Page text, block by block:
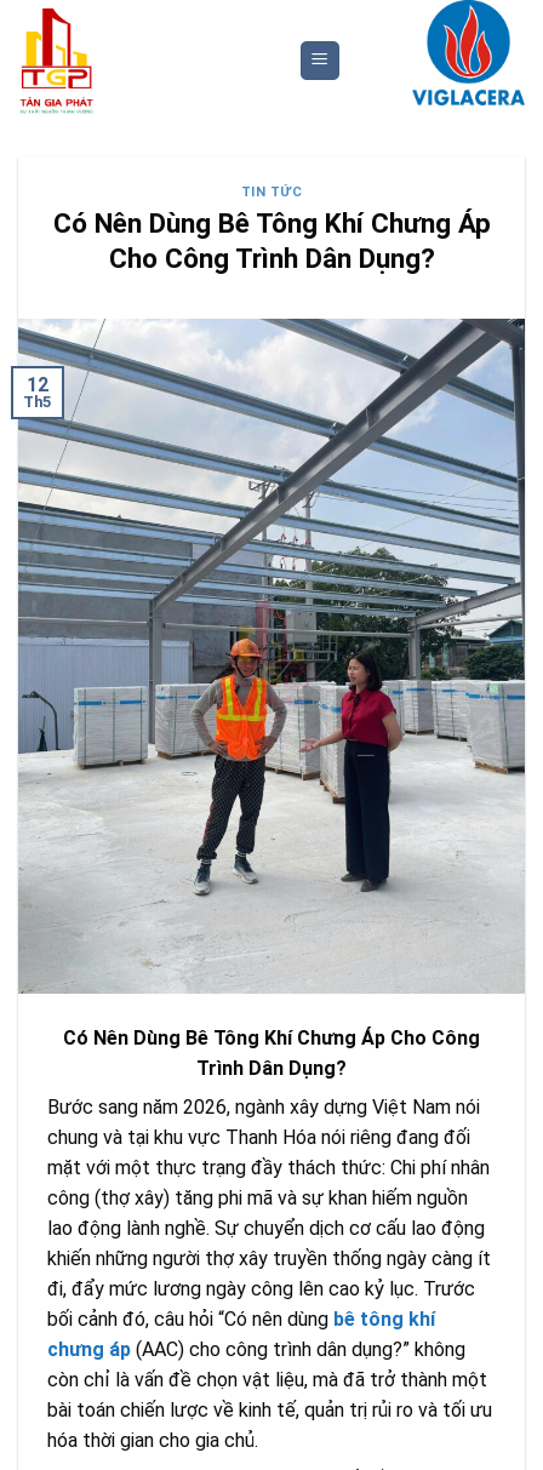
nội
dung
TIN TỨC
Có Nên Dùng Bê Tông Khí Chưng Áp
Cho Công Trình Dân Dụng?
12
Th5
Có Nên Dùng Bê Tông Khí Chưng Áp Cho Công
Trình Dân Dụng?
Bước sang năm 2026, ngành xây dựng Việt Nam nói
chung và tại khu vực Thanh Hóa nói riêng đang đối
mặt với một thực trạng đầy thách thức: Chi phí nhân
công (thợ xây) tăng phi mã và sự khan hiếm nguồn
lao động lành nghề. Sự chuyển dịch cơ cấu lao động
khiến những người thợ xây truyền thống ngày càng ít
đi, đẩy mức lương ngày công lên cao kỷ lục. Trước
bối cảnh đó, câu hỏi “Có nên dùng bê tông khí
chưng áp (AAC) cho công trình dân dụng?” không
còn chỉ là vấn đề chọn vật liệu, mà đã trở thành một
bài toán chiến lược về kinh tế, quản trị rủi ro và tối ưu
hóa thời gian cho gia chủ.